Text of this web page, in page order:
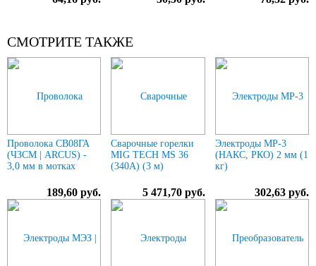
СМОТРИТЕ ТАКЖЕ
Проволока СВ08ГА
(ЧЗСМ | ARCUS) -
3,0 мм в мотках
189,60 руб.
Сварочные горелки
MIG TECH MS 36
(340A) (3 м)
5 471,70 руб.
Электроды МР-3
(НАКС, РКО) 2 мм (1
кг)
302,63 руб.